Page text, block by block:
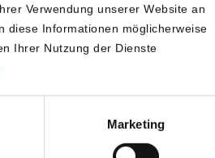
Verwendung unserer Website an
diese Informationen möglicherweise
Ihrer Nutzung der Dienste
Marketing